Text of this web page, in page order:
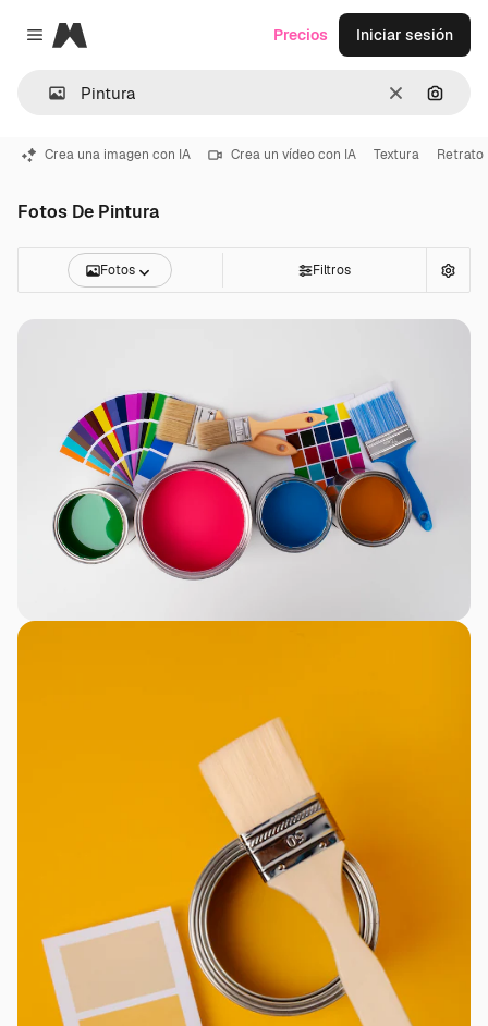
Close menu
Magnific
Borrar
Precios Iniciar sesión
Crea una imagen con IA Crea un vídeo con IA Textura Retrato
Fotos De Pintura
Fotos Filtros